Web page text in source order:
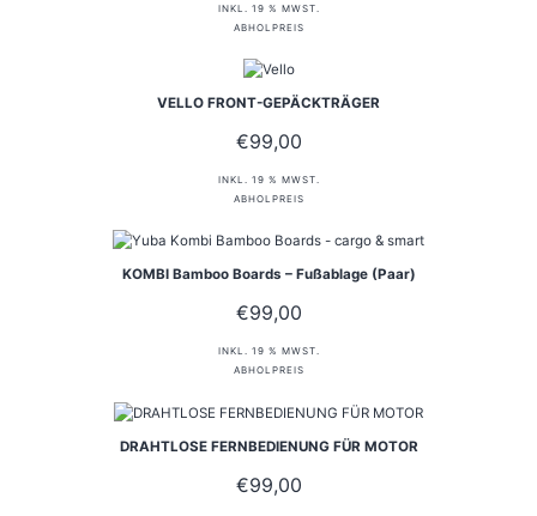
INKL. 19 % MWST.
ABHOLPREIS
VELLO FRONT-GEPÄCKTRÄGER
€99,00
INKL. 19 % MWST.
ABHOLPREIS
KOMBI Bamboo Boards – Fußablage (Paar)
€99,00
INKL. 19 % MWST.
ABHOLPREIS
DRAHTLOSE FERNBEDIENUNG FÜR MOTOR
€99,00